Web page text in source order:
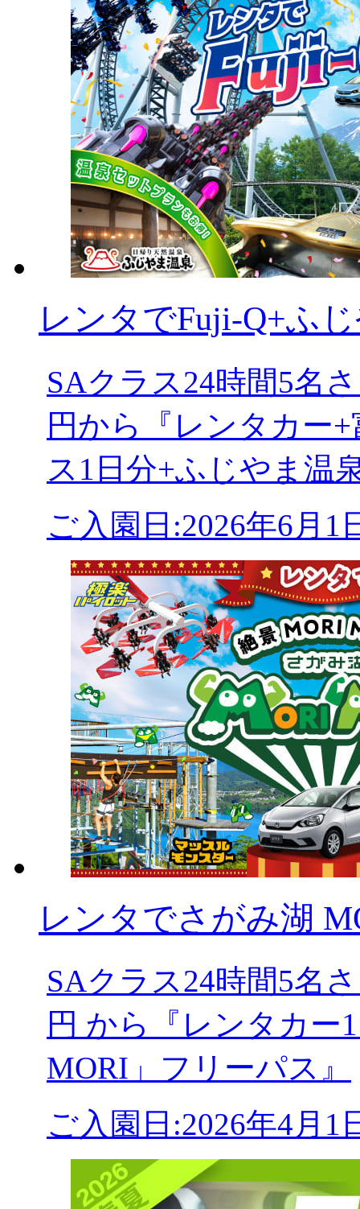
レンタでFuji-Q+ふ
SAクラス24時間5名
円から『レンタカー
ス1日分+ふじやま温
ご入園日:2026年6月1
レンタでさがみ湖
SAクラス24時間5名
円 から『レンタカー
MORI」フリーパス』
ご入園日:2026年4月1